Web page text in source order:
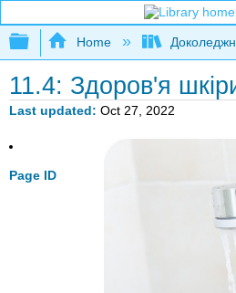
Expand/collapse
Home
11.4: Здоров'я
Last updated Oct 27, 2022
Page ID